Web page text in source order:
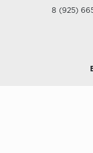
8 (925)